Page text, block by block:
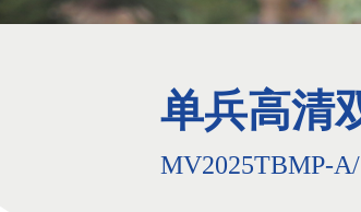
单兵高清
MV2025TBMP-